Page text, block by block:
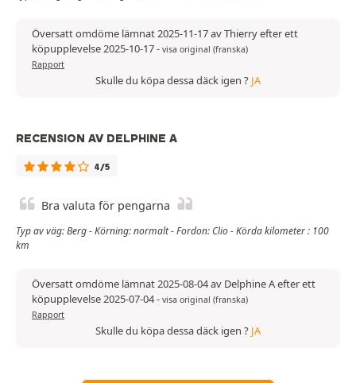
Översatt omdöme lämnat 2025-11-17 av Thierry efter ett
köpupplevelse 2025-10-17- visa original (franska)
Rapport
Skulle du köpa dessa däck igen ? JA
RECENSION AV DELPHINE A
4/5
Bra valuta för pengarna
Typ av väg: Berg - Körning: normalt - Fordon: Clio - Körda kilometer : 100
km
Översatt omdöme lämnat 2025-08-04 av Delphine A efter ett
köpupplevelse 2025-07-04- visa original (franska)
Rapport
Skulle du köpa dessa däck igen ? JA